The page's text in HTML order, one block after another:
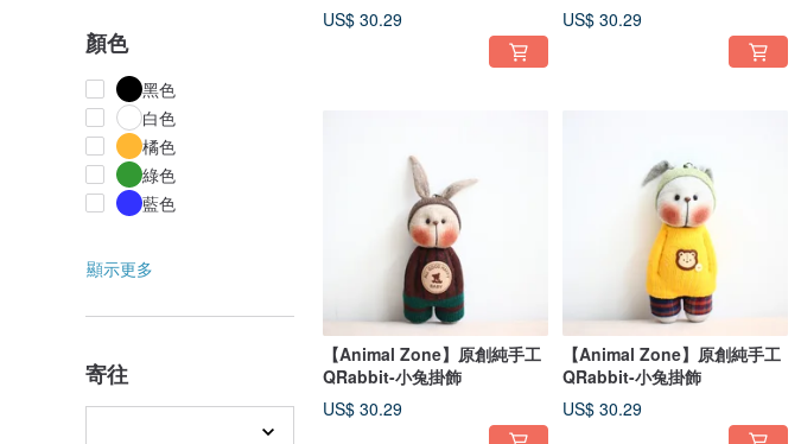
顏色
黑色
白色
橘色
綠色
藍色
顯示更多
寄往
US$ 30.29
US$ 30.29
【Animal Zone】原創純手工
QRabbit-小兔掛飾
US$ 30.29
【Animal Zone】原創純手工
QRabbit-小兔掛飾
US$ 30.29